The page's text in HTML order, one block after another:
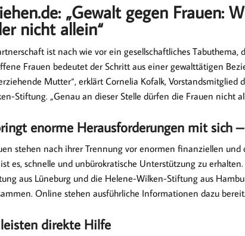
„Gewalt gegen Frauen:
nicht allein“
ist nach wie vor ein gesellschaftliches Tabuthema,
Frauen bedeutet der Schritt aus einer gewalttätigen
Mutter“, erklärt Cornelia Kofalk,
Stiftung. „Genau an dieser Stelle dürfen die Frauen nicht
enorme Herausforderungen mit sich
stehen nach ihrer Trennung vor enormen finanziellen
es, schnelle und unbürokratische Unterstützung zu
aus Lüneburg und die Helene-Wilken-Stiftung aus
Online stehen ausführliche Informationen dazu bereit.
direkte Hilfe